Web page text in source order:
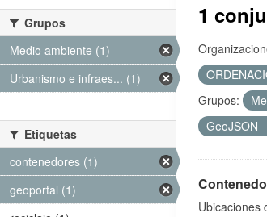
1
Grupos:
GeoJSON
Ubicaciones
Grupos
Medio ambiente (1)
Urbanismo e infraes... (1)
Etiquetas
contenedores (1)
geoportal (1)